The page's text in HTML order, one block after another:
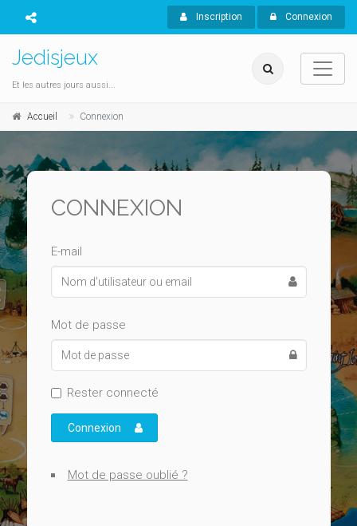
Inscription Connexion
Jedisjeux
Et les autres jours aussi...
Accueil Connexion
CONNEXION
E-mail
Mot de passe
Rester connecté
Connexion
Mot de passe oublié ?